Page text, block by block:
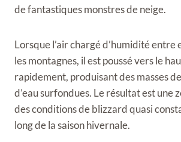
de fantastiques monstres de neige.
Lorsque l’air chargé d’humidité entre
les montagnes, il est poussé vers le
rapidement, produisant des masses
d’eau surfondues. Le résultat est une
des conditions de blizzard quasi
long de la saison hivernale.